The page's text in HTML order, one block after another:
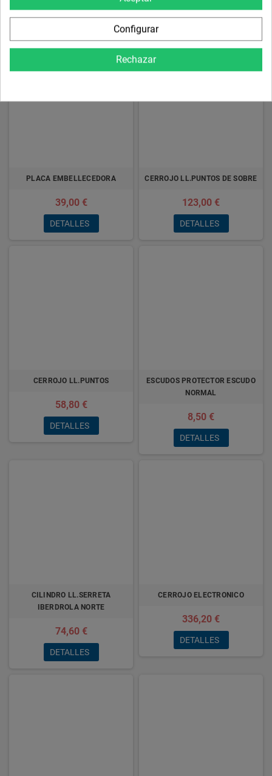
DETALLES
DETALLES
PLACA EMBELLECEDORA
39,00 €
DETALLES
CERROJO LL.PUNTOS DE SOBRE
123,00 €
DETALLES
CERROJO LL.PUNTOS
58,80 €
DETALLES
ESCUDOS PROTECTOR ESCUDO
NORMAL
8,50 €
DETALLES
CILINDRO LL.SERRETA
IBERDROLA NORTE
74,60 €
DETALLES
CERROJO ELECTRONICO
336,20 €
DETALLES
Configurar
Rechazar